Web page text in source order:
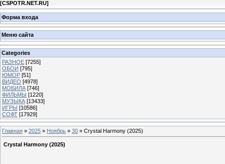
[CSPOTR.NET.RU]
Форма входа
Меню сайта
Categories
РАЗНОЕ [7255]
ОБОИ [795]
ЮМОР [51]
ВИДЕО [4978]
МОБИЛА [746]
ФИЛЬМЫ [1220]
МУЗЫКА [13433]
ИГРЫ [10586]
СОФТ [17929]
Главная » 2025 » Ноябрь » 30 » Crystal Harmony (2025)
Crystal Harmony (2025)